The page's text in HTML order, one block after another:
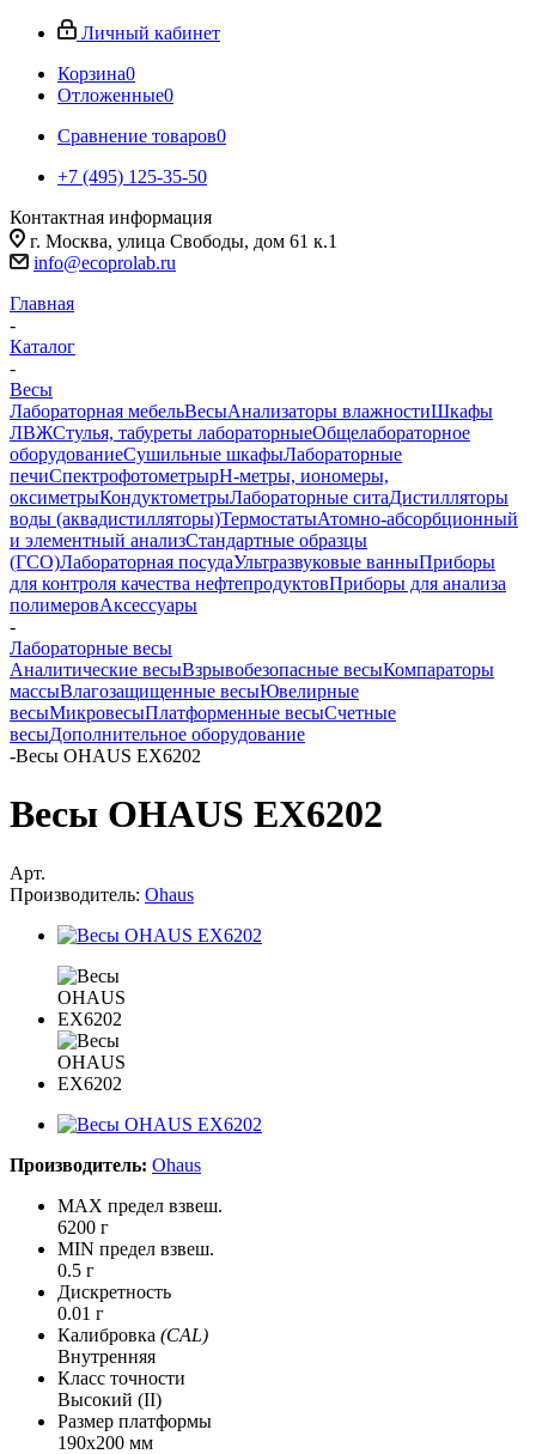
Личный кабинет
Корзина0
Отложенные0
Сравнение товаров0
+7 (495) 125-35-50
Контактная информация
г. Москва, улица Свободы, дом 61 к.1
info@ecoprolab.ru
Главная
-
Каталог
-
Весы
Лабораторная мебельВесыАнализаторы влажностиШкафы
ЛВЖСтулья, табуреты лабораторныеОбщелабораторное
оборудованиеСушильные шкафыЛабораторные
печиСпектрофотометрыpH-метры, иономеры,
оксиметрыКондуктометрыЛабораторные ситаДистилляторы
воды (аквадистилляторы)ТермостатыАтомно-абсорбционный
и элементный анализСтандартные образцы
(ГСО)Лабораторная посудаУльтразвуковые ванныПриборы
для контроля качества нефтепродуктовПриборы для анализа
полимеровАксессуары
-
Лабораторные весы
Аналитические весыВзрывобезопасные весыКомпараторы
массыВлагозащищенные весыЮвелирные
весыМикровесыПлатформенные весыСчетные
весыДополнительное оборудование
-Весы OHAUS EX6202
Весы OHAUS EX6202
Арт.
Производитель: Ohaus
Производитель: Ohaus
MAX предел взвеш.
6200 г
MIN предел взвеш.
0.5 г
Дискретность
0.01 г
Калибровка (CAL)
Внутренняя
Класс точности
Высокий (II)
Размер платформы
190х200 мм